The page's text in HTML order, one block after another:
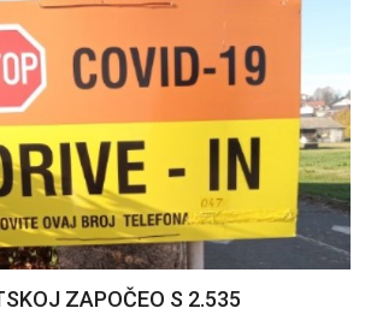
ZAPOČEO S 2.535